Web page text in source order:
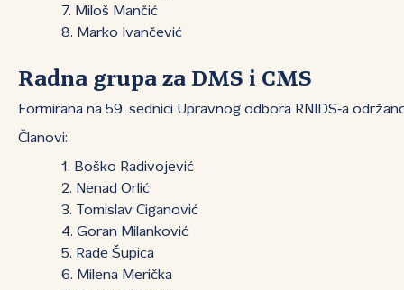
Miloš Mančić
Marko Ivančević
Radna grupa za DMS i CMS
Formirana na 59. sednici Upravnog odbora RNIDS‑a
Članovi:
Boško Radivojević
Nenad Orlić
Tomislav Ciganović
Goran Milanković
Rade Šupica
Milena Merička